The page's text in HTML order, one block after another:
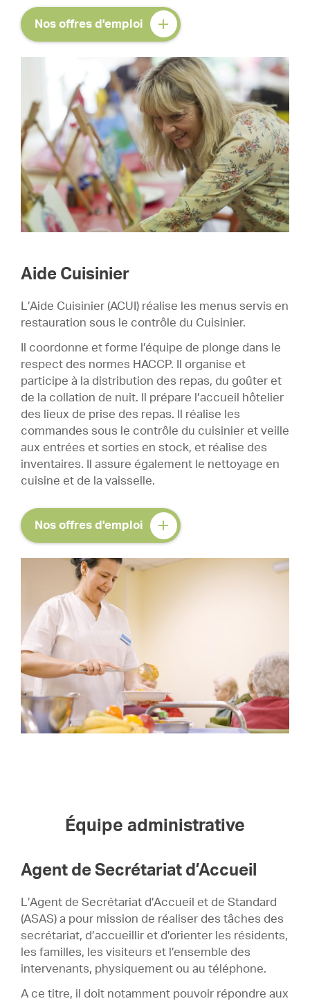
Nos offres d'emploi
Aide Cuisinier
L’Aide Cuisinier (ACUI) réalise les menus servis en
restauration sous le contrôle du Cuisinier.
Il coordonne et forme l’équipe de plonge dans le
respect des normes HACCP. Il organise et
participe à la distribution des repas, du goûter et
de la collation de nuit. Il prépare l’accueil hôtelier
des lieux de prise des repas. Il réalise les
commandes sous le contrôle du cuisinier et veille
aux entrées et sorties en stock, et réalise des
inventaires. Il assure également le nettoyage en
cuisine et de la vaisselle.
Nos offres d'emploi
Équipe administrative
Agent de Secrétariat d’Accueil
L’Agent de Secrétariat d’Accueil et de Standard
(ASAS) a pour mission de réaliser des tâches des
secrétariat, d’accueillir et d’orienter les résidents,
les familles, les visiteurs et l’ensemble des
intervenants, physiquement ou au téléphone.
A ce titre, il doit notamment pouvoir répondre aux